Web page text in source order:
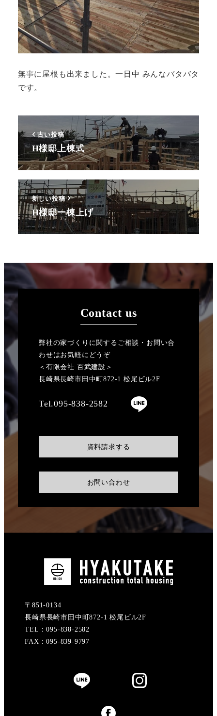
無事に屋根も出来ました。一日中 みんなバタバタ
です。
古い投稿
H様邸上棟式
新しい投稿
H様邸ー棟上げ
Contact us
弊社の家づくりに関するご相談・お問い合
わせはお気軽にどうぞ
＜有限会社 百武建設＞
長崎県長崎市田中町872-1 松尾ビル2F
Tel.095-838-2582
資料請求する
お問い合わせ
〒851-0134
長崎県長崎市田中町872-1 松尾ビル2F
TEL：095-838-2582
FAX：095-839-9797